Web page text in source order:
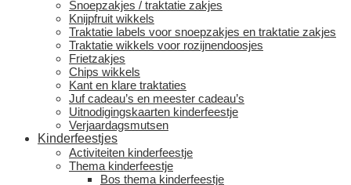
Snoepzakjes / traktatie zakjes
Knijpfruit wikkels
Traktatie labels voor snoepzakjes en traktatie zakjes
Traktatie wikkels voor rozijnendoosjes
Frietzakjes
Chips wikkels
Kant en klare traktaties
Juf cadeau’s en meester cadeau’s
Uitnodigingskaarten kinderfeestje
Verjaardagsmutsen
Kinderfeestjes
Activiteiten kinderfeestje
Thema kinderfeestje
Bos thema kinderfeestje